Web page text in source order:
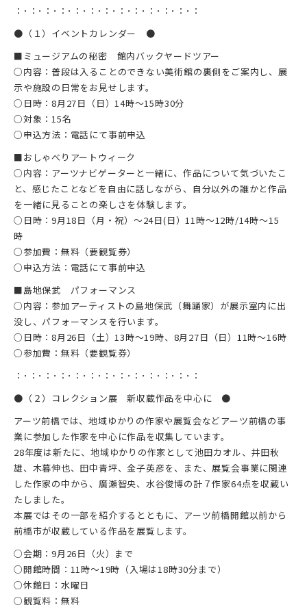
：･：･：･：･：･：･：･：･：･：･：･：･：
●（１）イベントカレンダー ●
■ミュージアムの秘密 館内バックヤードツアー
○内容：普段は入ることのできない美術館の裏側をご案内し、展
示や施設の日常をお見せします。
○日時：8月27日（日）14時～15時30分
○対象：15名
○申込方法：電話にて事前申込
■おしゃべりアートウィーク
○内容：アーツナビゲーターと一緒に、作品について気づいたこ
と、感じたことなどを自由に話しながら、自分以外の誰かと作品
を一緒に見ることの楽しさを体験します。
○日時：9月18日（月・祝）～24日(日）11時～12時/14時～15
時
○参加費：無料（要観覧券）
○申込方法：電話にて事前申込
■島地保武 パフォーマンス
○内容：参加アーティストの島地保武（舞踊家）が展示室内に出
没し、パフォーマンスを行います。
○日時：8月26日（土）13時～19時、8月27日（日）11時～16時
○参加費：無料（要観覧券）
：･：･：･：･：･：･：･：･：･：･：･：･：
●（２）コレクション展 新収蔵作品を中心に ●
アーツ前橋では、地域ゆかりの作家や展覧会などアーツ前橋の事
業に参加した作家を中心に作品を収集しています。
28年度は新たに、地域ゆかりの作家として池田カオル、井田秋
雄、木暮伸也、田中青坪、金子英彦を、また、展覧会事業に関連
した作家の中から、廣瀬智央、水谷俊博の計７作家64点を収蔵い
たしました。
本展ではその一部を紹介するとともに、アーツ前橋開館以前から
前橋市が収蔵している作品を展覧します。
○会期：9月26日（火）まで
○開館時間：11時～19時（入場は18時30分まで）
○休館日：水曜日
○観覧料：無料